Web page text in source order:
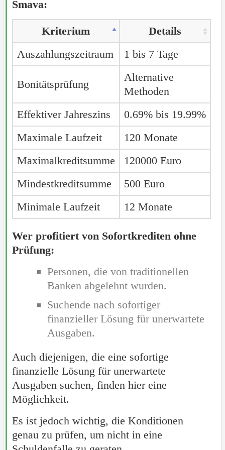
Smava:
Kriterium
Details
Auszahlungszeitraum
1 bis 7 Tage
Bonitätsprüfung
Alternative
Methoden
Effektiver Jahreszins
0.69% bis 19.99%
Maximale Laufzeit
120 Monate
Maximalkreditsumme
120000 Euro
Mindestkreditsumme
500 Euro
Minimale Laufzeit
12 Monate
Wer profitiert von Sofortkrediten ohne
Prüfung:
Personen, die von traditionellen
Banken abgelehnt wurden.
Suchende nach sofortiger
finanzieller Lösung für unerwartete
Ausgaben.
Auch diejenigen, die eine sofortige
finanzielle Lösung für unerwartete
Ausgaben suchen, finden hier eine
Möglichkeit.
Es ist jedoch wichtig, die Konditionen
genau zu prüfen, um nicht in eine